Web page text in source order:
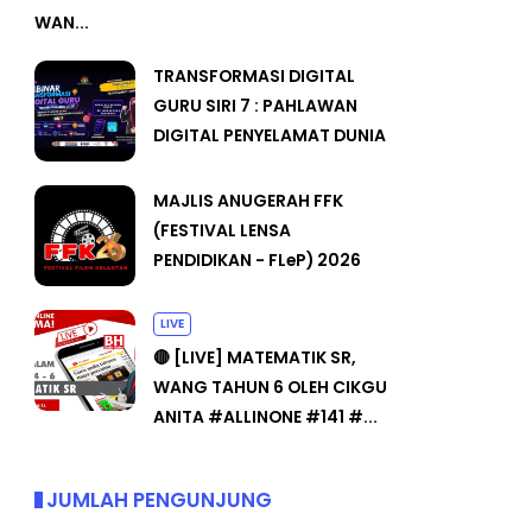
WAN...
TRANSFORMASI DIGITAL
GURU SIRI 7 : PAHLAWAN
DIGITAL PENYELAMAT DUNIA
MAJLIS ANUGERAH FFK
(FESTIVAL LENSA
PENDIDIKAN - FLeP) 2026
LIVE
🔴 [LIVE] MATEMATIK SR,
WANG TAHUN 6 OLEH CIKGU
ANITA #ALLINONE #141 #...
JUMLAH PENGUNJUNG